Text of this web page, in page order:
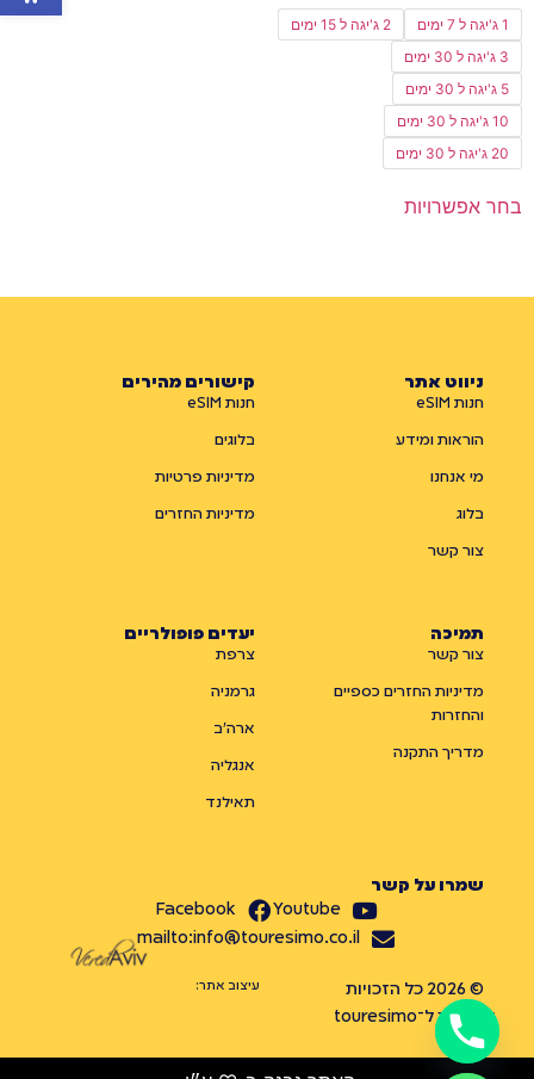
1 ג'יגה ל 7 ימים
2 ג'יגה ל 15 ימים
3 ג'יגה ל 30 ימים
5 ג'יגה ל 30 ימים
10 ג'יגה ל 30 ימים
20 ג'יגה ל 30 ימים
בחר אפשרויות
ניווט אתר
חנות eSIM
הוראות ומידע
מי אנחנו
בלוג
צור קשר
קישורים מהירים
חנות eSIM
בלוגים
מדיניות פרטיות
מדיניות החזרים
תמיכה
צור קשר
מדיניות החזרים כספיים
והחזרות
מדריך התקנה
יעדים פופולריים
צרפת
גרמניה
ארה״ב
אנגליה
תאילנד
שמרו על קשר
Youtube
Facebook
mailto:info@touresimo.co.il
© 2026 כל הזכויות
שמורות ל־touresimo
עיצוב אתר: